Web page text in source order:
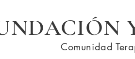
Comunidad